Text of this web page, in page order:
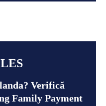
Verifică
Family Payment